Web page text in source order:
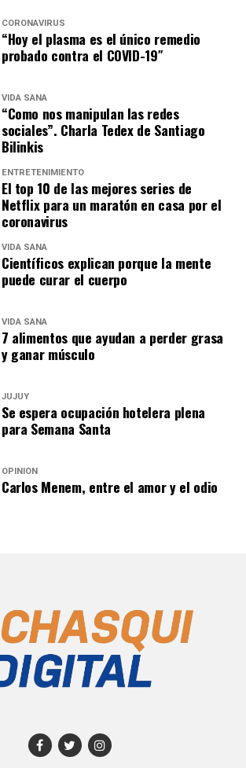
CORONAVIRUS
“Hoy el plasma es el único remedio
probado contra el COVID-19″
VIDA SANA
“Como nos manipulan las redes
sociales”. Charla Tedex de Santiago
Bilinkis
ENTRETENIMIENTO
El top 10 de las mejores series de
Netflix para un maratón en casa por el
coronavirus
VIDA SANA
Científicos explican porque la mente
puede curar el cuerpo
VIDA SANA
7 alimentos que ayudan a perder grasa
y ganar músculo
JUJUY
Se espera ocupación hotelera plena
para Semana Santa
OPINIÓN
Carlos Menem, entre el amor y el odio